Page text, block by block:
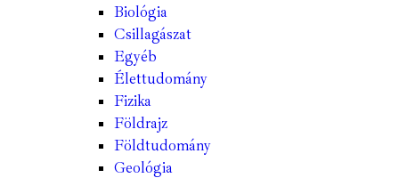
Biológia
Csillagászat
Egyéb
Élettudomány
Fizika
Földrajz
Földtudomány
Geológia